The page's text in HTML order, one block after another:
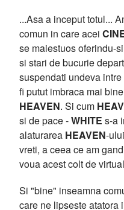
...Asa a inceput totul...
comun in care acei
se maiestuos oferindu-
si stari de bucurie
suspendati undeva
fi putut imbraca mai
HEAVEN. Si cum
si de pace -WHITE s-a
alaturarea HEAVEN-
vreti, a ceea ce am
voua acest colt de
Si "bine" inseamna
care ne lipseste atatora